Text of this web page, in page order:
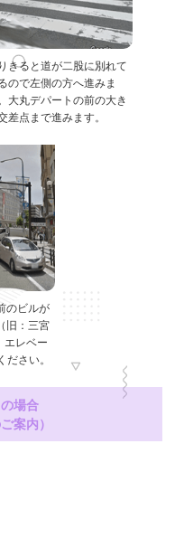
きると道が二股に別れて
ので左側の方へ進みま
大丸デパートの前の大き
差点まで進みます。
のビルが
旧：三宮
エレベー
ださい。
場合
案内）